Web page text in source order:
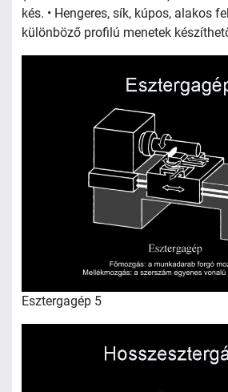
kés. • Hengeres, sík, kúpos, alakos
különböző profilú menetek
Esztergagép 5